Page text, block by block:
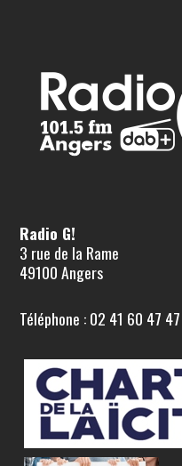
Radio G!
3 rue de la Rame
49100 Angers
Téléphone : 02 41 60 47 47